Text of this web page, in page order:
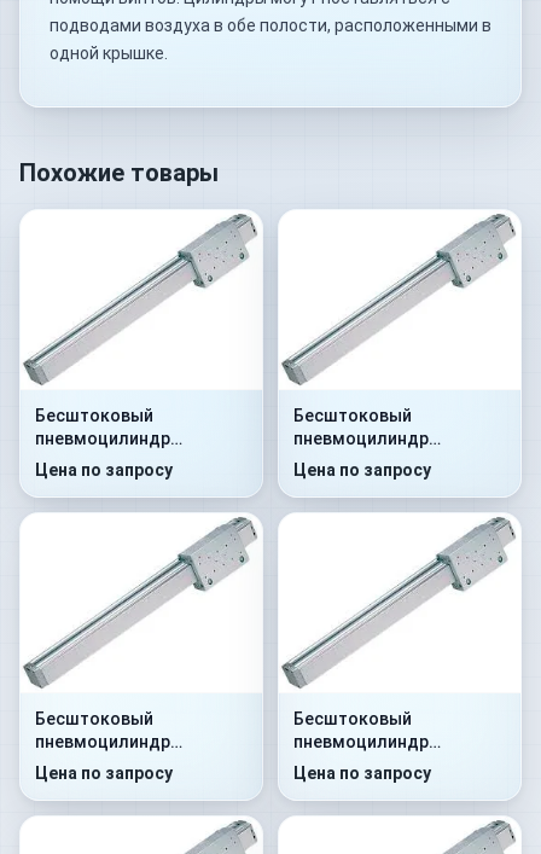
подводами воздуха в обе полости, расположенными в
одной крышке.
Похожие товары
Бесштоковый
пневмоцилиндр
52M2C25A0060
Цена по запросу
Бесштоковый
пневмоцилиндр
52M2C25A0070
Цена по запросу
Бесштоковый
пневмоцилиндр
52M2C25A0100
Цена по запросу
Бесштоковый
пневмоцилиндр
52M2C25A0250
Цена по запросу